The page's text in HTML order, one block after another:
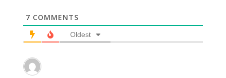
7 COMMENTS
Oldest